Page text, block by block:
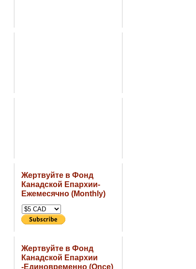
Жертвуйте в Фонд
Канадской Епархии-
Ежемесячно (Monthly)
Жертвуйте в Фонд
Канадской Епархии
-Единовременно (Once)